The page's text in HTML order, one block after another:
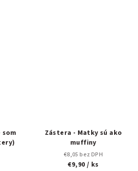
Zástera - Matky sú ako
muffiny
€8,05 bez DPH
€9,90 / ks